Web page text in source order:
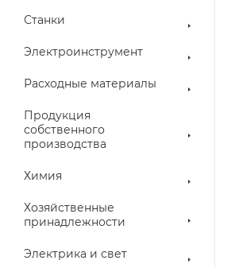
Станки
Электроинструмент
Расходные материалы
Продукция
собственного
производства
Химия
Хозяйственные
принадлежности
Электрика и свет